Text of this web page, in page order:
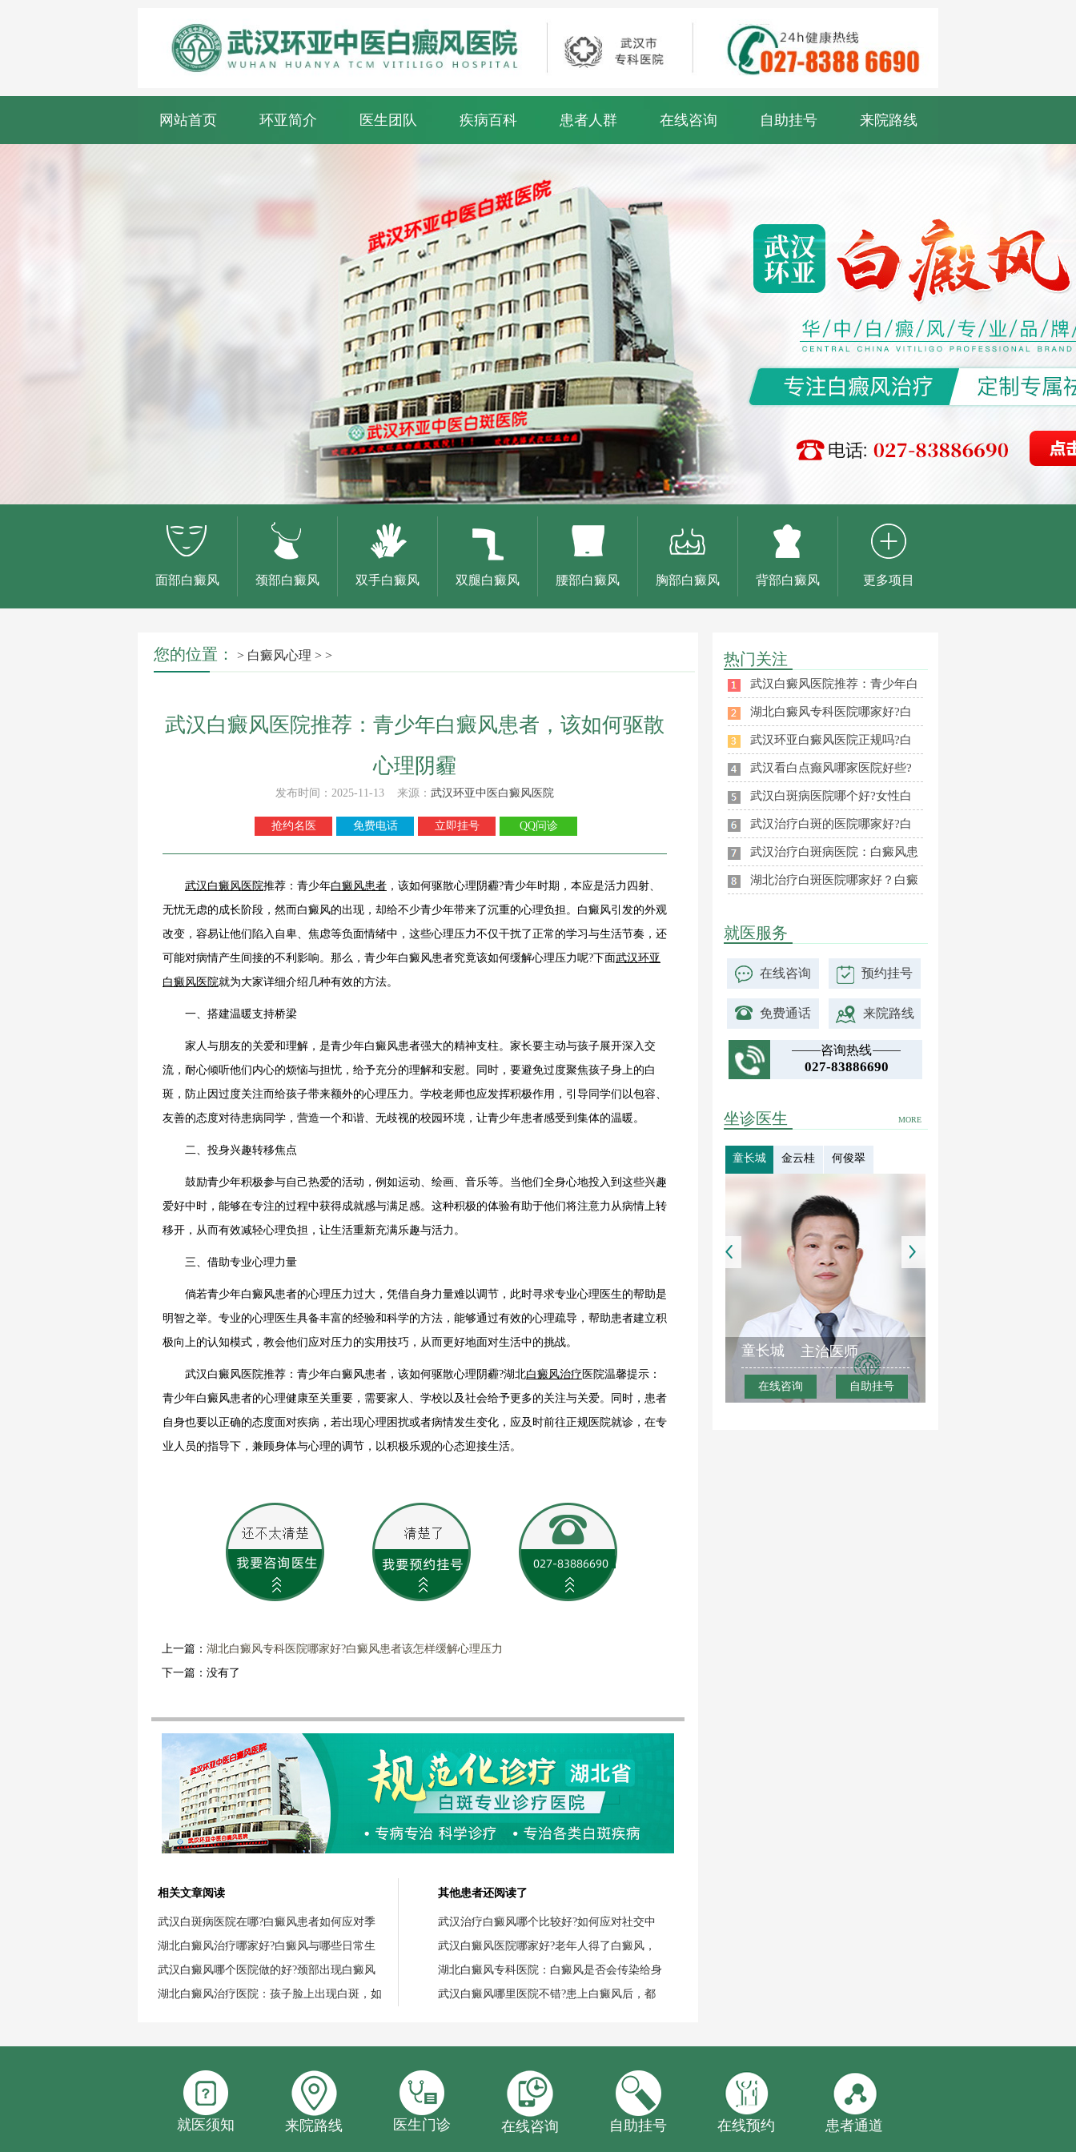
网站首页 环亚简介 医生团队 疾病百科 患者人群 在线咨询 自助挂号 来院路线
面部白癜风 颈部白癜风 双手白癜风 双腿白癜风 腰部白癜风 胸部白癜风 背部白癜风 更多项目
您的位置： > 白癜风心理 > >
武汉白癜风医院推荐：青少年白癜风患者，该如何驱散
心理阴霾
发布时间：2025-11-13 来源： 武汉环亚中医白癜风医院
抢约名医 免费电话 立即挂号 QQ问诊
武汉白癜风医院推荐：青少年白癜风患者 ，该如何驱散心理阴霾?青少年时期，本应是活力四射、
无忧无虑的成长阶段，然而白癜风的出现，却给不少青少年带来了沉重的心理负担。白癜风引发的外观
改变，容易让他们陷入自卑、焦虑等负面情绪中，这些心理压力不仅干扰了正常的学习与生活节奏，还
可能对病情产生间接的不利影响。那么，青少年白癜风患者究竟该如何缓解心理压力呢?下面武汉环亚
白癜风医院就为大家详细介绍几种有效的方法。
一、搭建温暖支持桥梁
家人与朋友的关爱和理解，是青少年白癜风患者强大的精神支柱。家长要主动与孩子展开深入交
流，耐心倾听他们内心的烦恼与担忧，给予充分的理解和安慰。同时，要避免过度聚焦孩子身上的白
斑，防止因过度关注而给孩子带来额外的心理压力。学校老师也应发挥积极作用，引导同学们以包容、
友善的态度对待患病同学，营造一个和谐、无歧视的校园环境，让青少年患者感受到集体的温暖。
二、投身兴趣转移焦点
鼓励青少年积极参与自己热爱的活动，例如运动、绘画、音乐等。当他们全身心地投入到这些兴趣
爱好中时，能够在专注的过程中获得成就感与满足感。这种积极的体验有助于他们将注意力从病情上转
移开，从而有效减轻心理负担，让生活重新充满乐趣与活力。
三、借助专业心理力量
倘若青少年白癜风患者的心理压力过大，凭借自身力量难以调节，此时寻求专业心理医生的帮助是
明智之举。专业的心理医生具备丰富的经验和科学的方法，能够通过有效的心理疏导，帮助患者建立积
极向上的认知模式，教会他们应对压力的实用技巧，从而更好地面对生活中的挑战。
武汉白癜风医院推荐：青少年白癜风患者，该如何驱散心理阴霾?湖北白癜风治疗 医院温馨提示：
青少年白癜风患者的心理健康至关重要，需要家人、学校以及社会给予更多的关注与关爱。同时，患者
自身也要以正确的态度面对疾病，若出现心理困扰或者病情发生变化，应及时前往正规医院就诊，在专
业人员的指导下，兼顾身体与心理的调节，以积极乐观的心态迎接生活。
上一篇： 湖北白癜风专科医院哪家好?白癜风患者该怎样缓解心理压力
下一篇：没有了
相关文章阅读
武汉白斑病医院在哪?白癜风患者如何应对季
湖北白癜风治疗哪家好?白癜风与哪些日常生
武汉白癜风哪个医院做的好?颈部出现白癜风
湖北白癜风治疗医院：孩子脸上出现白斑，如
其他患者还阅读了
武汉治疗白癜风哪个比较好?如何应对社交中
武汉白癜风医院哪家好?老年人得了白癜风，
湖北白癜风专科医院：白癜风是否会传染给身
武汉白癜风哪里医院不错?患上白癜风后，都
热门关注
武汉白癜风医院推荐：青少年白
湖北白癜风专科医院哪家好?白
武汉环亚白癜风医院正规吗?白
武汉看白点癫风哪家医院好些?
武汉白斑病医院哪个好?女性白
武汉治疗白斑的医院哪家好?白
武汉治疗白斑病医院：白癜风患
湖北治疗白斑医院哪家好？白癜
就医服务
在线咨询 预约挂号
免费通话 来院路线
咨询热线
027-83886690
MORE
坐诊医生
童长城 金云桂 何俊翠
童长城 主治医师
在线咨询 自助挂号
就医须知 来院路线 医生门诊 在线咨询 自助挂号 在线预约 患者通道